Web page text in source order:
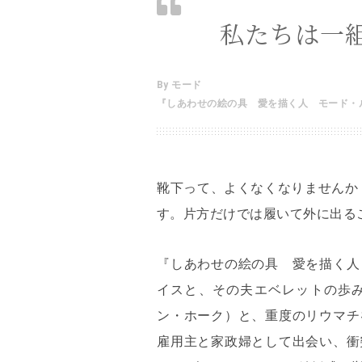
私たちは一
By モード
『しあわせの絵の具 愛を描く人 モード・
靴下って、よくなくなりません
す。片方だけでは履いて外に出
『しあわせの絵の具 愛を描く
イスと、その夫エベレットの歩
ン・ホーク）と、重度のリウマ
雇用主と家政婦として出会い、